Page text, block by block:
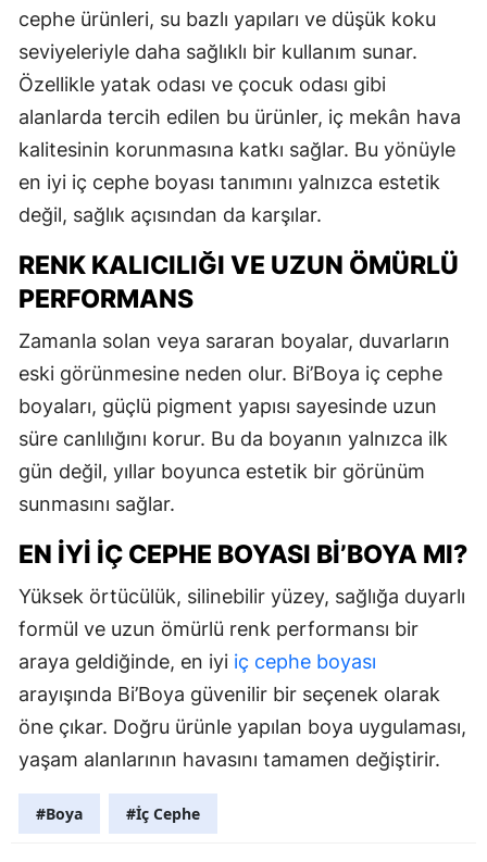
cephe ürünleri, su bazlı yapıları ve düşük koku
seviyeleriyle daha sağlıklı bir kullanım sunar.
Özellikle yatak odası ve çocuk odası gibi
alanlarda tercih edilen bu ürünler, iç mekân hava
kalitesinin korunmasına katkı sağlar. Bu yönüyle
en iyi iç cephe boyası tanımını yalnızca estetik
değil, sağlık açısından da karşılar.
RENK KALICILIĞI VE UZUN ÖMÜRLÜ
PERFORMANS
Zamanla solan veya sararan boyalar, duvarların
eski görünmesine neden olur. Bi’Boya iç cephe
boyaları, güçlü pigment yapısı sayesinde uzun
süre canlılığını korur. Bu da boyanın yalnızca ilk
gün değil, yıllar boyunca estetik bir görünüm
sunmasını sağlar.
EN İYI İÇ CEPHE BOYASI BI’BOYA MI?
Yüksek örtücülük, silinebilir yüzey, sağlığa duyarlı
formül ve uzun ömürlü renk performansı bir
araya geldiğinde, en iyi iç cephe boyası
arayışında Bi’Boya güvenilir bir seçenek olarak
öne çıkar. Doğru ürünle yapılan boya uygulaması,
yaşam alanlarının havasını tamamen değiştirir.
#Boya #İç Cephe